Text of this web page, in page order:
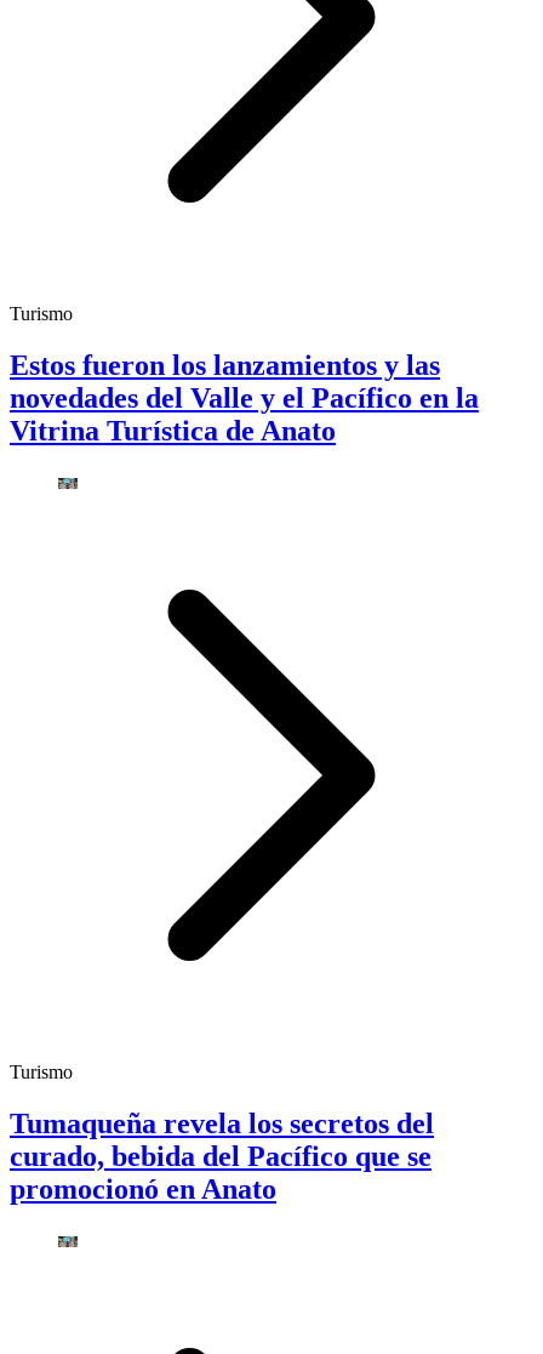
Turismo
Estos fueron los lanzamientos y las
novedades del Valle y el Pacífico en la
Vitrina Turística de Anato
Turismo
Tumaqueña revela los secretos del
curado, bebida del Pacífico que se
promocionó en Anato